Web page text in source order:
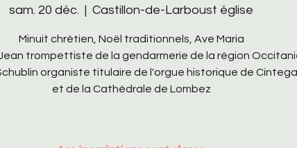
sam. 20 déc.
  |
Castillon-de-Larboust église
Minuit chrétien, Noël traditionnels, Ave Maria
trompettiste de la gendarmerie de la région
organiste titulaire de l'orgue historique de
et de la Cathédrale de Lombez